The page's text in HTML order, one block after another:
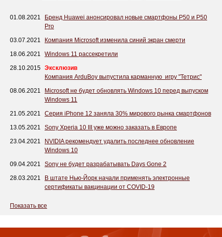
01.08.2021
Бренд Huawei анонсировал новые смартфоны P50 и P50
Pro
03.07.2021
Компания Microsoft изменила синий экран смерти
18.06.2021
Windows 11 рассекретили
28.10.2015 Эксклюзив
Компания ArduBoy выпустила карманную игру "Тетрис"
08.06.2021
Microsoft не будет обновлять Windows 10 перед выпуском
Windows 11
21.05.2021
Серия iPhone 12 заняла 30% мирового рынка смартфонов
13.05.2021
Sony Xperia 10 III уже можно заказать в Европе
23.04.2021
NVIDIA рекомендует удалить последнее обновление
Windows 10
09.04.2021
Sony не будет разрабатывать Days Gone 2
28.03.2021
В штате Нью-Йорк начали применять электронные
сертификаты вакцинации от COVID-19
Показать все